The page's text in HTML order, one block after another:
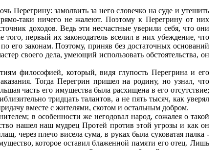
Перегрину: замолвить за него словечко на суде и утешить
таки ничего не жалеют. Поэтому к Перегрину от них
доходов. Ведь эти несчастные уверили себя, что они
первый их законодатель вселил в них убеждение, что
его законам. Поэтому, приняв без достаточных оснований
своего дела, умеющий использовать обстоятельства, он
философией, который, видя глупость Перегрина и его
Тогда Перегрин пришел на родину, но узнал, что
часть его имущества была расхищена в его отсутствие;
тридцать талантов, а не пять тысяч, как уверял
вместе с жителями, скотом и остальным добром.
в особенности же негодовал народ, сожалея о такой
нашел наш мудрец Протей против этой угрозы и как он
через плечо висела сума, в руках была суковатая палка -
которое оставил блаженной памяти его отец. Лишь